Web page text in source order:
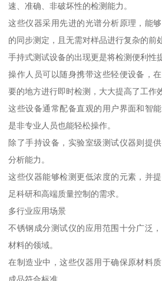
速、准确、非破坏性的检测能力。
这些仪器采用先进的光谱分析原理，能
的同步测定，且无需对样品进行复杂的前
手持式测试设备的出现更是将检测便利性
操作人员可以随身携带这些轻便设备，
要的地方进行即时检测，大大提高了工作
这些设备通常配备直观的用户界面和智
是非专业人员也能轻松操作。
除了手持设备，实验室级测试仪器则提
分析能力。
这些仪器能够检测更低浓度的元素，并
足科研和高端质量控制的需求。
多行业应用场景
不锈钢成分测试仪的应用范围十分广泛
材料的领域。
在制造业中，这些仪器用于确保原材料
成品符合标准。